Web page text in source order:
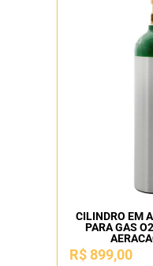
CILINDRO EM
PARA GAS
R$ 899,00